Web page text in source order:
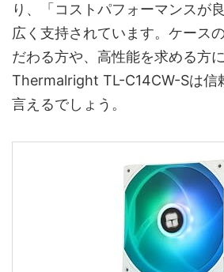
り、「コストパフォーマンスが
広く支持されています。ケース
だわる方や、高性能を求める方に
Thermalright TL-C14CW-Sは信
言えるでしょう。